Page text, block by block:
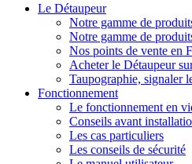
Le Détaupeur
Notre gamme de
Notre gamme de
Nos points de vente en
Acheter le Détaupeur
Taupographie, signaler
Fonctionnement
Le fonctionnement en
Conseils avant
Les cas particuliers
Les conseils de sécurité